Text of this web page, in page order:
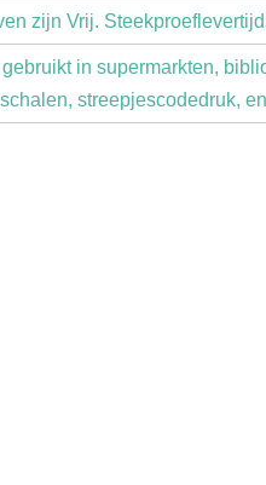
zijn Vrij.
in supermarkten,
streepjescodedruk,